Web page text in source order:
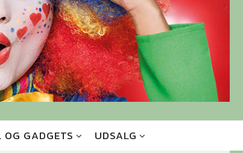
OG GADGETS UDSALG